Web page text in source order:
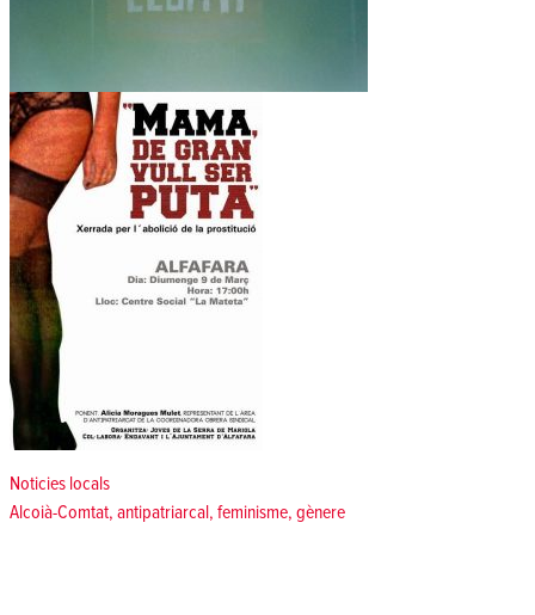
Posted in
Noticies locals
Tags:
Alcoià-Comtat, antipatriarcal, feminisme, gènere